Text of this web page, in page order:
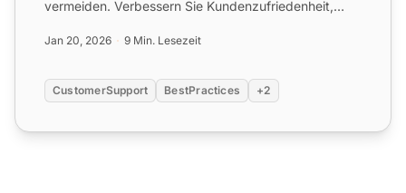
vermeiden. Verbessern Sie Kundenzufriedenheit,
Jan 20, 2026 9 Min. Lesezeit
CustomerSupport BestPractices +2